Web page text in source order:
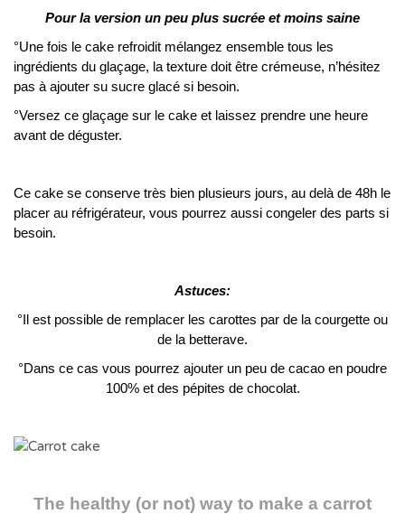
Pour la version un peu plus sucrée et moins saine
°Une fois le cake refroidit mélangez ensemble tous les
ingrédients du glaçage, la texture doit être crémeuse, n’hésitez
pas à ajouter su sucre glacé si besoin.
°Versez ce glaçage sur le cake et laissez prendre une heure
avant de déguster.
Ce cake se conserve très bien plusieurs jours, au delà de 48h le
placer au réfrigérateur, vous pourrez aussi congeler des parts si
besoin.
Astuces:
°Il est possible de remplacer les carottes par de la courgette ou
de la betterave.
°Dans ce cas vous pourrez ajouter un peu de cacao en poudre
100% et des pépites de chocolat.
The healthy (or not) way to make a carrot